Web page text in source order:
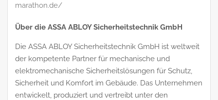
marathon.de/
Über die ASSA ABLOY Sicherheitstechnik GmbH
Die ASSA ABLOY Sicherheitstechnik GmbH ist weltweit
der kompetente Partner für mechanische und
elektromechanische Sicherheitslösungen für Schutz,
Sicherheit und Komfort im Gebäude. Das Unternehmen
entwickelt, produziert und vertreibt unter den